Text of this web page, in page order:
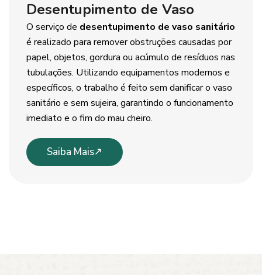
Desentupimento de Vaso
O serviço de desentupimento de vaso sanitário
é realizado para remover obstruções causadas por
papel, objetos, gordura ou acúmulo de resíduos nas
tubulações. Utilizando equipamentos modernos e
específicos, o trabalho é feito sem danificar o vaso
sanitário e sem sujeira, garantindo o funcionamento
imediato e o fim do mau cheiro.
Saiba Mais